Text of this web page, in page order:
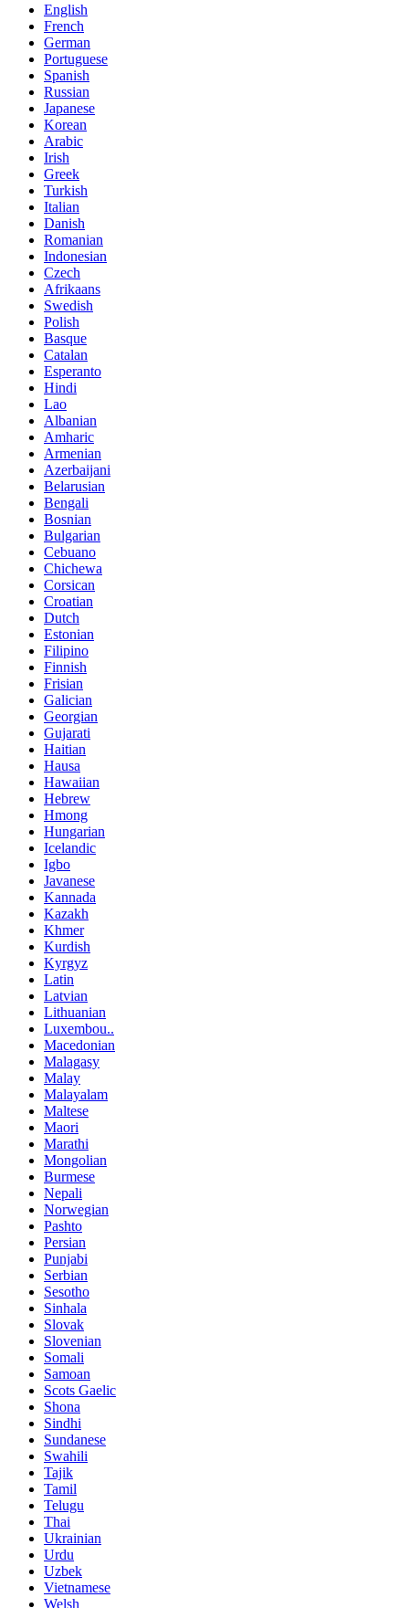
English
French
German
Portuguese
Spanish
Russian
Japanese
Korean
Arabic
Irish
Greek
Turkish
Italian
Danish
Romanian
Indonesian
Czech
Afrikaans
Swedish
Polish
Basque
Catalan
Esperanto
Hindi
Lao
Albanian
Amharic
Armenian
Azerbaijani
Belarusian
Bengali
Bosnian
Bulgarian
Cebuano
Chichewa
Corsican
Croatian
Dutch
Estonian
Filipino
Finnish
Frisian
Galician
Georgian
Gujarati
Haitian
Hausa
Hawaiian
Hebrew
Hmong
Hungarian
Icelandic
Igbo
Javanese
Kannada
Kazakh
Khmer
Kurdish
Kyrgyz
Latin
Latvian
Lithuanian
Luxembou..
Macedonian
Malagasy
Malay
Malayalam
Maltese
Maori
Marathi
Mongolian
Burmese
Nepali
Norwegian
Pashto
Persian
Punjabi
Serbian
Sesotho
Sinhala
Slovak
Slovenian
Somali
Samoan
Scots Gaelic
Shona
Sindhi
Sundanese
Swahili
Tajik
Tamil
Telugu
Thai
Ukrainian
Urdu
Uzbek
Vietnamese
Welsh